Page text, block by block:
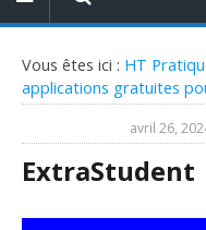
Vous êtes ici : HT
applications gratuites
avril 26,
ExtraStudent